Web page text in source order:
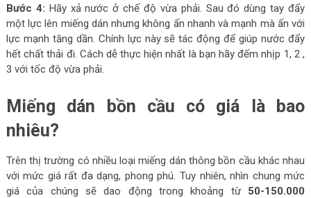
Bước 4: Hãy xả nước ở chế độ vừa phải. Sau đó dùng tay đẩy
một lực lên miếng dán nhưng không ấn nhanh và mạnh mà ấn với
lực mạnh tăng dần. Chính lực này sẽ tác động để giúp nước đẩy
hết chất thải đi. Cách dễ thực hiện nhất là bạn hãy đếm nhịp 1, 2 ,
3 với tốc độ vừa phải.
Miếng dán bồn cầu có giá là bao
nhiêu?
Trên thị trường có nhiều loại miếng dán thông bồn cầu khác nhau
với mức giá rất đa dạng, phong phú. Tuy nhiên, nhìn chung mức
giá của chúng sẽ dao động trong khoảng từ50-150.000